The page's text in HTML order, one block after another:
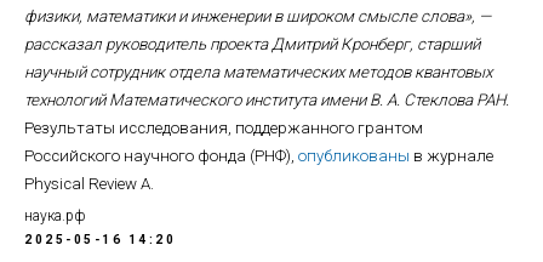
физики, математики и инженерии в широком смысле слова», —
рассказал руководитель проекта Дмитрий Кронберг, старший
научный сотрудник отдела математических методов квантовых
технологий Математического института имени В. А. Стеклова РАН.
Результаты исследования, поддержанного грантом
Российского научного фонда (РНФ), опубликованы в журнале
Physical Review A.
наука.рф
2025-05-16 14:20